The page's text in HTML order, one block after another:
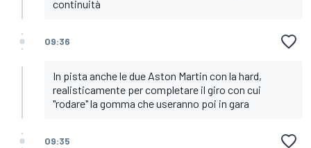
continuità
09:36
In pista anche le due Aston Martin con la hard,
realisticamente per completare il giro con cui
"rodare" la gomma che useranno poi in gara
09:35